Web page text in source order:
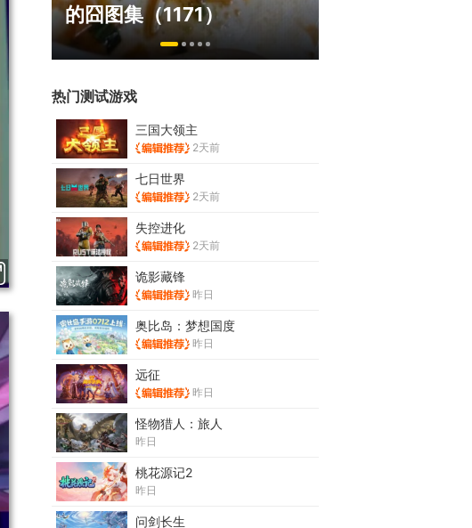
拉爆了！大雷熟女上演蒙眼
play
热门测试游戏
三国大领主
2天前
七日世界
2天前
失控进化
2天前
诡影藏锋
昨日
奥比岛：梦想国度
昨日
远征
昨日
怪物猎人：旅人
昨日
桃花源记2
昨日
问剑长生